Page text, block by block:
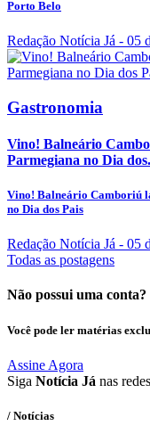
Porto Belo
Redação Notícia Já - 05
Gastronomia
Vino! Balneário
Parmegiana no Dia
Vino! Balneário Camboriú
no Dia dos Pais
Redação Notícia Já - 05
Todas as postagens
Não possui uma conta?
Você pode ler matérias
Assine Agora
Siga Notícia Já nas
/ Notícias